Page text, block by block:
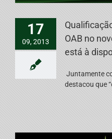
17
09, 2013
OAB no
está à
Juntamente
destacou que